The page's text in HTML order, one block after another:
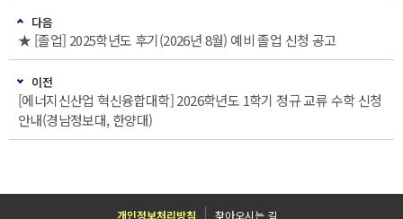
다음
★ [졸업] 2025학년도 후기(2026년 8월) 예비 졸업 신청 공고
이전
[에너지신산업 혁신융합대학] 2026학년도 1학기 정규 교류 수학 신청
안내(경남정보대, 한양대)
개인정보처리방침 찾아오시는 길